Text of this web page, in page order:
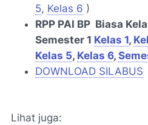
5, Kelas 6 )
RPP PAI BP Biasa
Semester 1 Kelas 1,
Kelas 5, Kelas 6,
DOWNLOAD SILABUS
Lihat juga: